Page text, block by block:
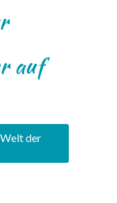
auf
der